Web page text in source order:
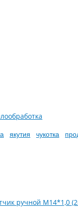
якутия чукотка